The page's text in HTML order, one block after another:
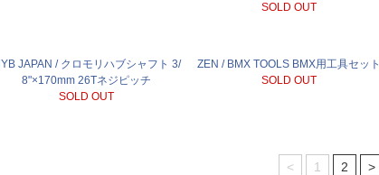
SOLD OUT
JAPAN / クロモリハブシャフト 3/
8"×170mm 26Tネジピッチ
SOLD OUT
ZEN / BMX TOOLS BMX用工具セット
SOLD OUT
< 1 2 >